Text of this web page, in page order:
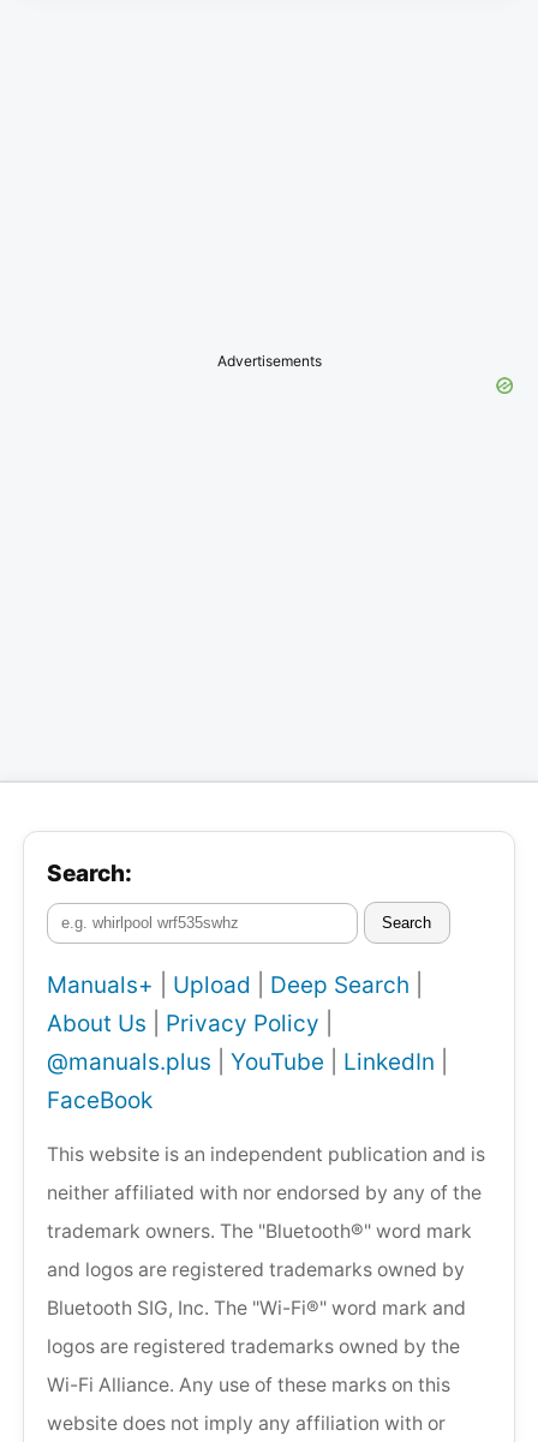
Advertisements
Search:
Search
Manuals+ Upload Deep Search
About Us
Privacy Policy
@manuals.plus
YouTube LinkedIn
FaceBook
This website is an independent publication and is
neither affiliated with nor endorsed by any of the
trademark owners. The "Bluetooth®" word mark
and logos are registered trademarks owned by
Bluetooth SIG, Inc. The "Wi-Fi®" word mark and
logos are registered trademarks owned by the
Wi-Fi Alliance. Any use of these marks on this
website does not imply any affiliation with or